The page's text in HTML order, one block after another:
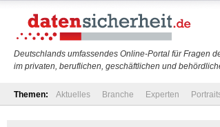
Deutschlands umfassendes Online-Portal für Fragen
im privaten, beruflichen, geschäftlichen und
Themen: Aktuelles Branche Experten